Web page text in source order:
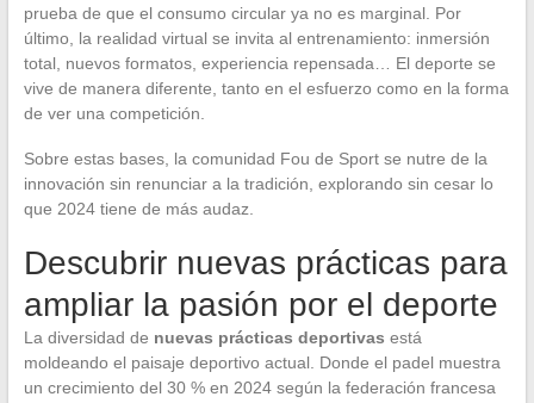
prueba de que el consumo circular ya no es marginal. Por
último, la realidad virtual se invita al entrenamiento: inmersión
total, nuevos formatos, experiencia repensada… El deporte se
vive de manera diferente, tanto en el esfuerzo como en la forma
de ver una competición.
Sobre estas bases, la comunidad Fou de Sport se nutre de la
innovación sin renunciar a la tradición, explorando sin cesar lo
que 2024 tiene de más audaz.
Descubrir nuevas prácticas para
ampliar la pasión por el deporte
La diversidad de nuevas prácticas deportivas está
moldeando el paisaje deportivo actual. Donde el padel muestra
un crecimiento del 30 % en 2024 según la federación francesa